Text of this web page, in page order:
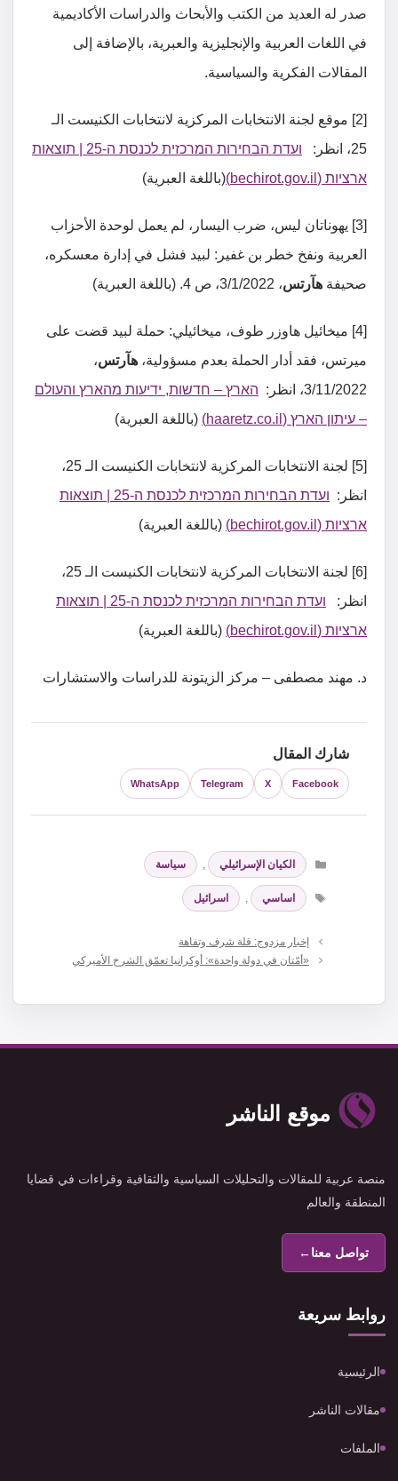
صدر له العديد من الكتب والأبحاث والدراسات الأكاديمية
في اللغات العربية والإنجليزية والعبرية، بالإضافة إلى
المقالات الفكرية والسياسية.
[2] موقع لجنة الانتخابات المركزية لانتخابات الكنيست الـ
25، انظر:
ועדת הבחירות המרכזית לכנסת ה-25 | תוצאות
ארציות (bechirot.gov.il)
(باللغة العبرية)
[3] يهوناتان ليس، ضرب اليسار، لم يعمل لوحدة الأحزاب
العربية ونفخ خطر بن غفير: لبيد فشل في إدارة معسكره،
صحيفة هآرتس، 3/1/2022، ص 4. (باللغة العبرية)
[4] ميخائيل هاوزر طوف، ميخائيلي: حملة لبيد قضت على
ميرتس، فقد أدار الحملة بعدم مسؤولية، هآرتس،
3/11/2022، انظر:
הארץ – חדשות, ידיעות מהארץ והעולם
– עיתון הארץ (haaretz.co.il)
(باللغة العبرية)
[5] لجنة الانتخابات المركزية لانتخابات الكنيست الـ 25،
انظر:
ועדת הבחירות המרכזית לכנסת ה-25 | תוצאות
ארציות (bechirot.gov.il)
(باللغة العبرية)
[6] لجنة الانتخابات المركزية لانتخابات الكنيست الـ 25،
انظر:
ועדת הבחירות המרכזית לכנסת ה-25 | תוצאות
ארציות (bechirot.gov.il)
(باللغة العبرية)
د. مهند مصطفى – مركز الزيتونة للدراسات والاستشارات
شارك المقال
Facebook
X
Telegram
WhatsApp
التصنيفات
الكيان الإسرائيلي ,
سياسة
الوسوم
اساسي , اسرائيل
إخبار مزدوج: قلة شرف وتفاهة
«أمّتان في دولة واحدة»: أوكرانيا تعمّق الشرخ الأميركي
موقع الناشر
منصة عربية للمقالات والتحليلات السياسية والثقافية وقراءات في قضايا
المنطقة والعالم
تواصل معنا←
روابط سريعة
الرئيسية
مقالات الناشر
الملفات